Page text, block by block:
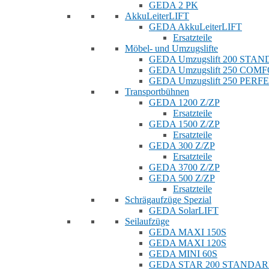
GEDA 2 PK
AkkuLeiterLIFT
GEDA AkkuLeiterLIFT
Ersatzteile
Möbel- und Umzugslifte
GEDA Umzugslift 200
GEDA Umzugslift 250
GEDA Umzugslift 250
Transportbühnen
GEDA 1200 Z/ZP
Ersatzteile
GEDA 1500 Z/ZP
Ersatzteile
GEDA 300 Z/ZP
Ersatzteile
GEDA 3700 Z/ZP
GEDA 500 Z/ZP
Ersatzteile
Schrägaufzüge Spezial
GEDA SolarLIFT
Seilaufzüge
GEDA MAXI 150S
GEDA MAXI 120S
GEDA MINI 60S
GEDA STAR 200